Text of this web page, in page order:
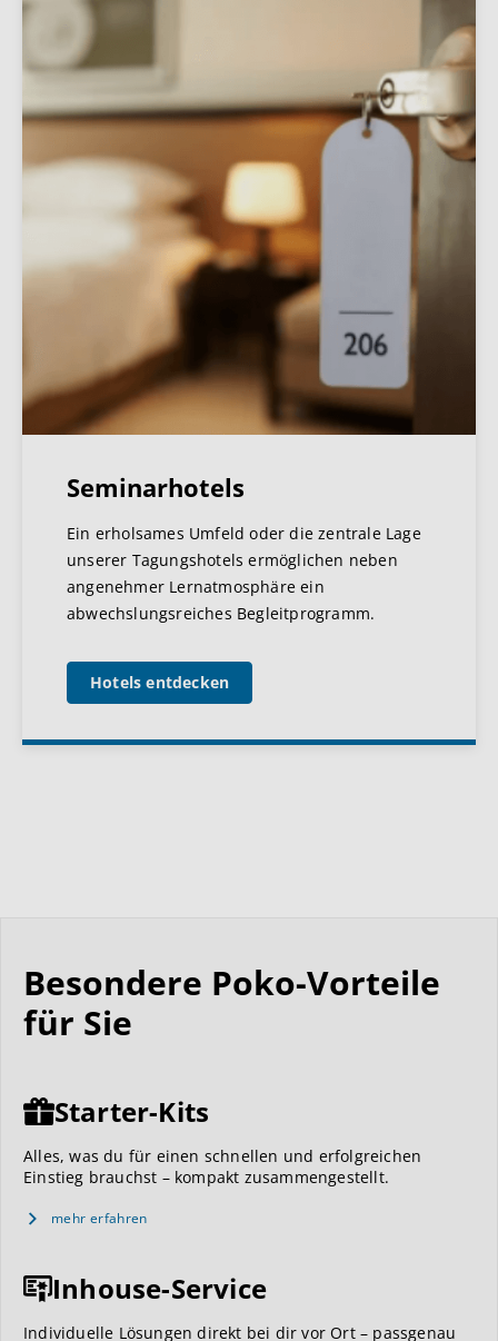
Seminarhotels
Ein erholsames Umfeld oder die zentrale Lage
unserer Tagungshotels ermöglichen neben
angenehmer Lernatmosphäre ein
abwechslungsreiches Begleitprogramm.
Hotels entdecken
Besondere Poko-Vorteile
für Sie
Starter-Kits
Alles, was du für einen schnellen und erfolgreichen
Einstieg brauchst – kompakt zusammengestellt.
mehr erfahren
Inhouse-Service
Individuelle Lösungen direkt bei dir vor Ort – passgenau